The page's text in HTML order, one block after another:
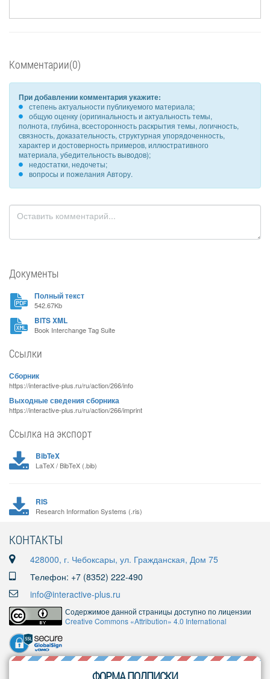
Комментарии(0)
При добавлении комментария укажите:
степень актуальности публикуемого материала;
общую оценку (оригинальность и актуальность темы,
полнота, глубина, всесторонность раскрытия темы, логичность,
связность, доказательность, структурная упорядоченность,
характер и достоверность примеров, иллюстративного
материала, убедительность выводов);
недостатки, недочеты;
вопросы и пожелания Автору.
Документы
Полный текст
542.67Kb
BITS XML
Book Interchange Tag Suite
Ссылки
Сборник
https://interactive-plus.ru/ru/action/266/info
Выходные сведения сборника
https://interactive-plus.ru/ru/action/266/imprint
Ссылка на экспорт
BibTeX
LaTeX / BibTeX (.bib)
RIS
Research Information Systems (.ris)
КОНТАКТЫ
428000, г. Чебоксары, ул. Гражданская, Дом 75
Телефон: +7 (8352) 222-490
info@interactive-plus.ru
Содержимое данной страницы доступно по лицензии
Creative Commons «Attribution» 4.0 International